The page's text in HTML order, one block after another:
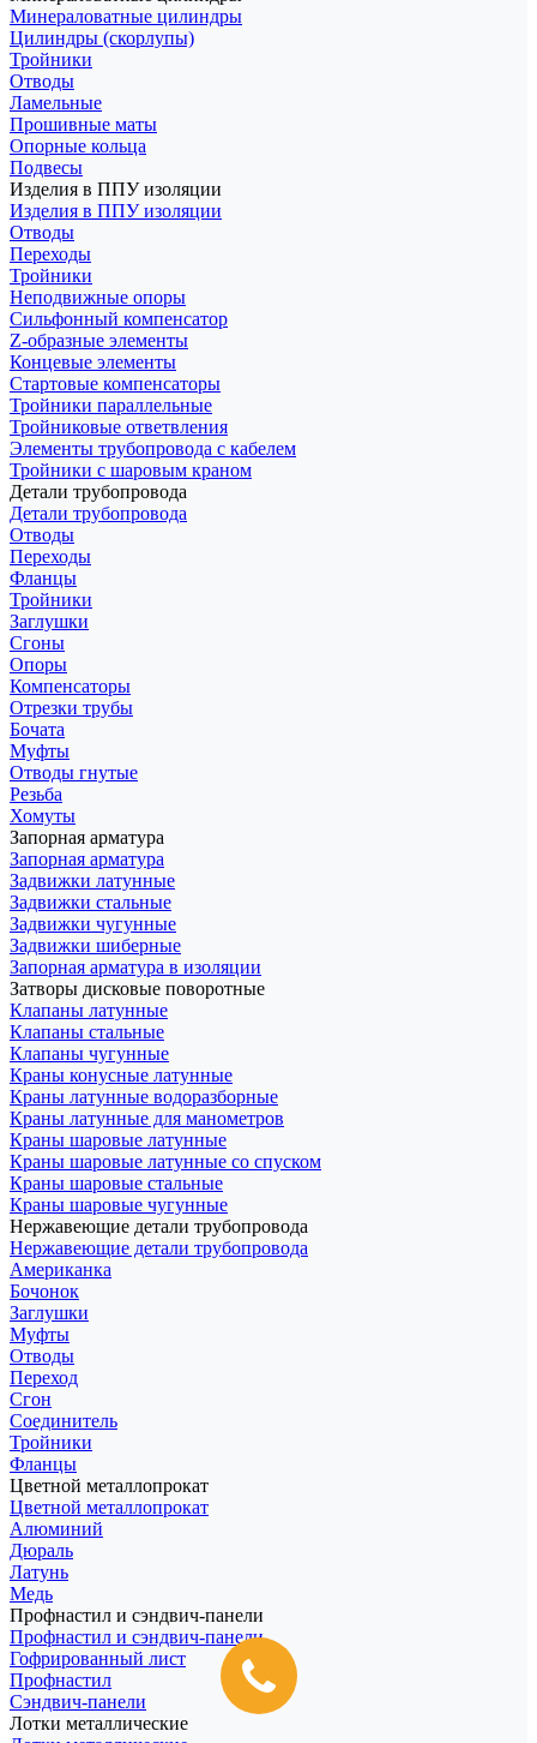
Минераловатные цилиндры
Цилиндры (скорлупы)
Тройники
Отводы
Ламельные
Прошивные маты
Опорные кольца
Подвесы
Изделия в ППУ изоляции
Изделия в ППУ изоляции
Отводы
Переходы
Тройники
Неподвижные опоры
Cильфонный компенсатор
Z-образные элементы
Концевые элементы
Стартовые компенсаторы
Тройники параллельные
Тройниковые ответвления
Элементы трубопровода с кабелем
Тройники с шаровым краном
Детали трубопровода
Детали трубопровода
Отводы
Переходы
Фланцы
Тройники
Заглушки
Сгоны
Опоры
Компенсаторы
Отрезки трубы
Бочата
Муфты
Отводы гнутые
Резьба
Хомуты
Запорная арматура
Запорная арматура
Задвижки латунные
Задвижки стальные
Задвижки чугунные
Задвижки шиберные
Запорная арматура в изоляции
Затворы дисковые поворотные
Клапаны латунные
Клапаны стальные
Клапаны чугунные
Краны конусные латунные
Краны латунные водоразборные
Краны латунные для манометров
Краны шаровые латунные
Краны шаровые латунные со спуском
Краны шаровые стальные
Краны шаровые чугунные
Нержавеющие детали трубопровода
Нержавеющие детали трубопровода
Американка
Бочонок
Заглушки
Муфты
Отводы
Переход
Сгон
Соединитель
Тройники
Фланцы
Цветной металлопрокат
Цветной металлопрокат
Алюминий
Дюраль
Латунь
Медь
Профнастил и сэндвич-панели
Профнастил и сэндвич-панели
Гофрированный лист
Профнастил
Сэндвич-панели
Лотки металлические